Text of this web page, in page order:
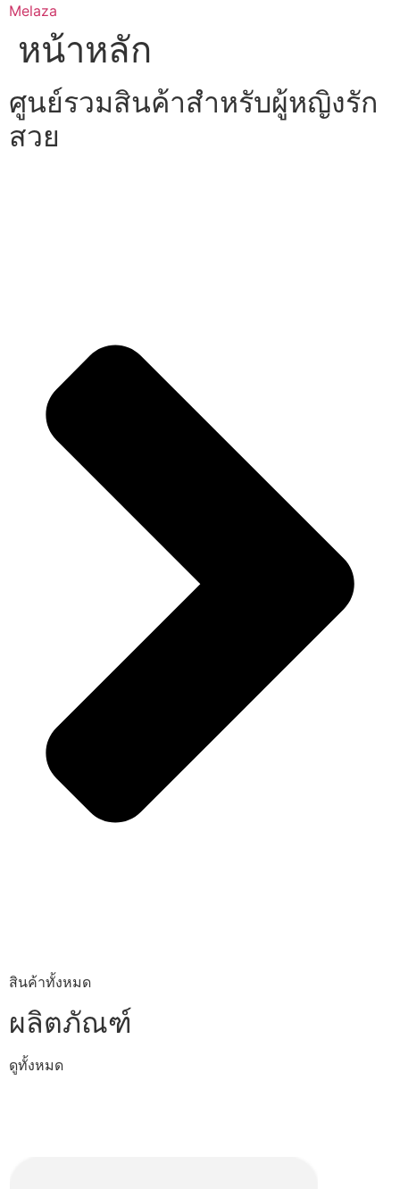
Skip
content
Melaza
หน้าหลัก
ศูนย์รวมสินค้าสำหรับผู้หญิงรัก
สวย
สินค้าทั้งหมด
ผลิตภัณฑ์
ดูทั้งหมด